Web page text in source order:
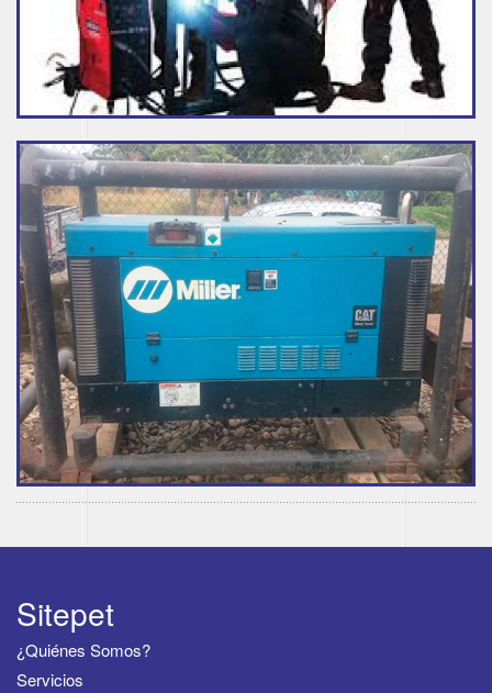
Sitepet
¿Quiénes Somos?
Servicios